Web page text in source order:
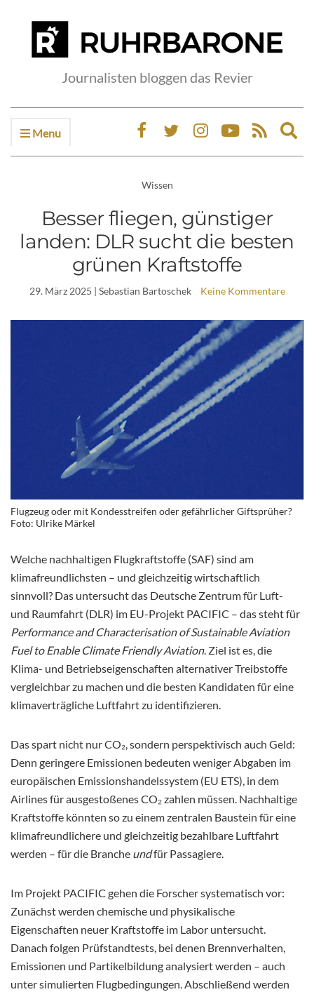
Journalisten bloggen das Revier
Menu
Wissen
Besser fliegen, günstiger
landen: DLR sucht die besten
grünen Kraftstoffe
29. März 2025 | Sebastian Bartoschek Keine Kommentare
Flugzeug oder mit Kondesstreifen oder gefährlicher Giftsprüher?
Foto: Ulrike Märkel
Welche nachhaltigen Flugkraftstoffe (SAF) sind am
klimafreundlichsten – und gleichzeitig wirtschaftlich
sinnvoll? Das untersucht das Deutsche Zentrum für Luft-
und Raumfahrt (DLR) im EU-Projekt PACIFIC – das steht für
Performance and Characterisation of Sustainable Aviation
Fuel to Enable Climate Friendly Aviation. Ziel ist es, die
Klima- und Betriebseigenschaften alternativer Treibstoffe
vergleichbar zu machen und die besten Kandidaten für eine
klimaverträgliche Luftfahrt zu identifizieren.
Das spart nicht nur CO₂, sondern perspektivisch auch Geld:
Denn geringere Emissionen bedeuten weniger Abgaben im
europäischen Emissionshandelssystem (EU ETS), in dem
Airlines für ausgestoßenes CO₂ zahlen müssen. Nachhaltige
Kraftstoffe könnten so zu einem zentralen Baustein für eine
klimafreundlichere und gleichzeitig bezahlbare Luftfahrt
werden – für die Branche undfür Passagiere.
Im Projekt PACIFIC gehen die Forscher systematisch vor:
Zunächst werden chemische und physikalische
Eigenschaften neuer Kraftstoffe im Labor untersucht.
Danach folgen Prüfstandtests, bei denen Brennverhalten,
Emissionen und Partikelbildung analysiert werden – auch
unter simulierten Flugbedingungen. Abschließend werden